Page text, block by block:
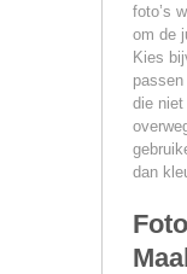
foto’s
om de
Kies
die
dan